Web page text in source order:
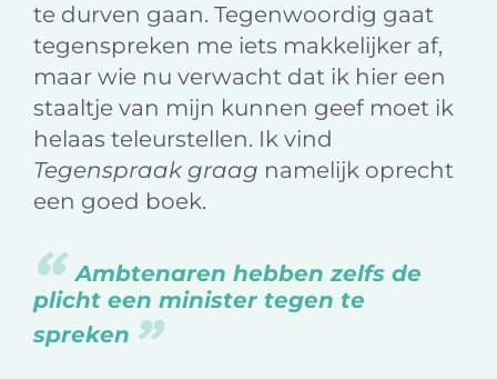
te durven gaan. Tegenwoordig gaat
tegenspreken me iets makkelijker af,
maar wie nu verwacht dat ik hier een
staaltje van mijn kunnen geef moet ik
helaas teleurstellen. Ik vind
Tegenspraak graag namelijk oprecht
een goed boek.
Ambtenaren hebben zelfs de
plicht een minister tegen te
spreken